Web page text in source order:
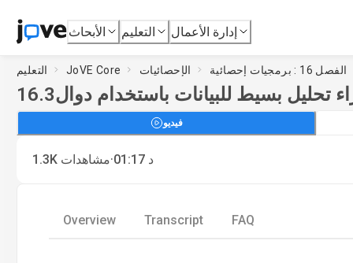
الأبحاث التعليم إدارة الأعمال
التعليم JoVE Core الإحصائيات الفصل 16 : برمجيات إحصائية
16.3
فيديو
1.3K مشاهدات·01:17 د
Overview Transcript FAQ